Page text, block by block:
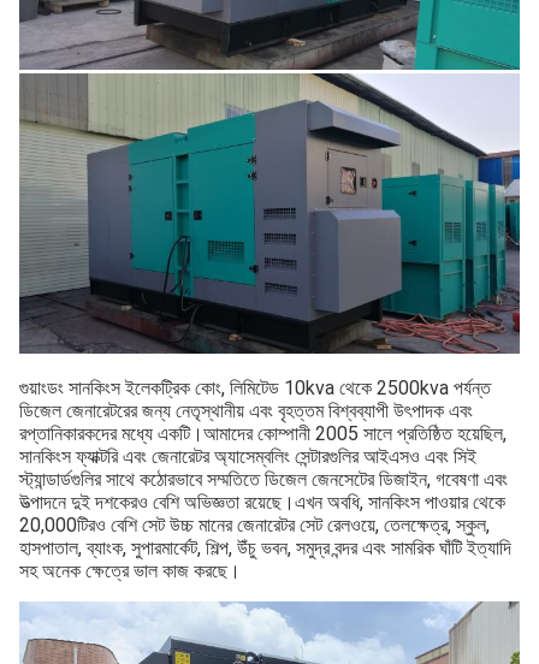
গুয়াংডং সানকিংস ইলেকট্রিক কোং, লিমিটেড 10kva থেকে 2500kva পর্যন্ত
ডিজেল জেনারেটরের জন্য নেতৃস্থানীয় এবং বৃহত্তম বিশ্বব্যাপী উৎপাদক এবং
রপ্তানিকারকদের মধ্যে একটি।আমাদের কোম্পানী 2005 সালে প্রতিষ্ঠিত হয়েছিল,
সানকিংস ফ্যাক্টরি এবং জেনারেটর অ্যাসেম্বলিং সেন্টারগুলির আইএসও এবং সিই
স্ট্যান্ডার্ডগুলির সাথে কঠোরভাবে সম্মতিতে ডিজেল জেনসেটের ডিজাইন, গবেষণা এবং
উত্পাদনে দুই দশকেরও বেশি অভিজ্ঞতা রয়েছে।এখন অবধি, সানকিংস পাওয়ার থেকে
20,000টিরও বেশি সেট উচ্চ মানের জেনারেটর সেট রেলওয়ে, তেলক্ষেত্র, স্কুল,
হাসপাতাল, ব্যাংক, সুপারমার্কেট, শিল্প, উঁচু ভবন, সমুদ্র বন্দর এবং সামরিক ঘাঁটি ইত্যাদি
সহ অনেক ক্ষেত্রে ভাল কাজ করছে।